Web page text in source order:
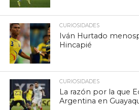
CURIOSIDADES
Iván Hurtado
Hincapié
CURIOSIDADES
La razón por la que
Argentina en